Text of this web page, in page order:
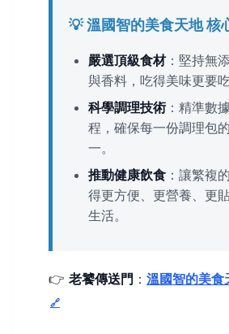
💡 溫國智的美食天地 核
嚴選頂級食材：堅持無
與香料，吃得美味更要吃
科學調理技術 ：精準數
程，確保每一份調理包
一。
推動健康飲食 ：讓繁複
得更方便、更營養、更
生活。
👉 老饕傳送門 ： 溫國智的美食